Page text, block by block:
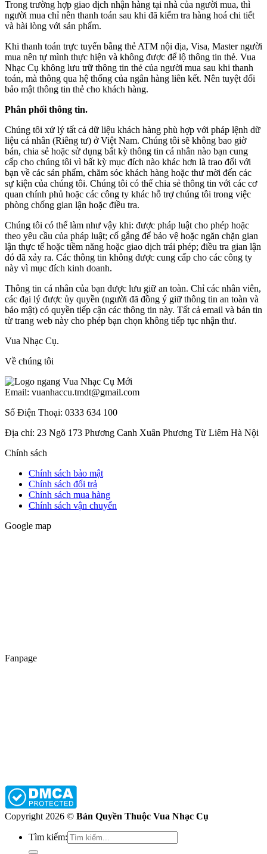
Trong trường hợp giao dịch nhận hàng tại nhà của người mua, thì
người mua chỉ nên thanh toán sau khi đã kiểm tra hàng hoá chi tiết
và hài lòng với sản phẩm.
Khi thanh toán trực tuyến bằng thẻ ATM nội địa, Visa, Master người
mua nên tự mình thực hiện và không được để lộ thông tin thẻ. Vua
Nhạc Cụ không lưu trữ thông tin thẻ của người mua sau khi thanh
toán, mà thông qua hệ thống của ngân hàng liên kết. Nên tuyệt đối
bảo mật thông tin thẻ cho khách hàng.
Phân phối thông tin.
Chúng tôi xử lý tất cả dữ liệu khách hàng phù hợp với pháp lệnh dữ
liệu cá nhân (Riêng tư) ở Việt Nam. Chúng tôi sẽ không bao giờ
bán, chia sẻ hoặc sử dụng bất kỳ thông tin cá nhân nào bạn cung
cấp cho chúng tôi vì bất kỳ mục đích nào khác hơn là trao đổi với
bạn về các sản phẩm, chăm sóc khách hàng hoặc thư mời đến các
sự kiện của chúng tôi. Chúng tôi có thể chia sẻ thông tin với các cơ
quan chính phủ hoặc các công ty khác hỗ trợ chúng tôi trong việc
phòng chống gian lận hoặc điều tra.
Chúng tôi có thể làm như vậy khi: được pháp luật cho phép hoặc
theo yêu cầu của pháp luật; cố gắng để bảo vệ hoặc ngăn chặn gian
lận thực tế hoặc tiềm năng hoặc giao dịch trái phép; điều tra gian lận
đó đã xảy ra. Các thông tin không được cung cấp cho các công ty
này vì mục đích kinh doanh.
Thông tin cá nhân của bạn được lưu giữ an toàn. Chỉ các nhân viên,
các đại lý được ủy quyền (người đã đồng ý giữ thông tin an toàn và
bảo mật) có quyền tiếp cận các thông tin này. Tất cả email và bản tin
từ trang web này cho phép bạn chọn không tiếp tục nhận thư.
Vua Nhạc Cụ.
Về chúng tôi
Email: vuanhaccu.tmdt@gmail.com
Số Điện Thoại: 0333 634 100
Địa chỉ: 23 Ngõ 173 Phương Canh Xuân Phương Từ Liêm Hà Nội
Chính sách
Chính sách bảo mật
Chính sách đổi trả
Chính sách mua hàng
Chính sách vận chuyển
Google map
Fanpage
Copyright 2026 © Bản Quyền Thuộc Vua Nhạc Cụ
Tìm kiếm: